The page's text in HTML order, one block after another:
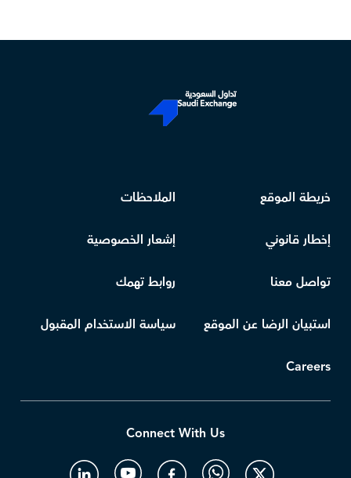
خريطة الموقع الملاحظات
إخطار قانوني إشعار الخصوصية
تواصل معنا روابط تهمك
استبيان الرضا عن الموقع سياسة الاستخدام المقبول
Careers
Connect With Us